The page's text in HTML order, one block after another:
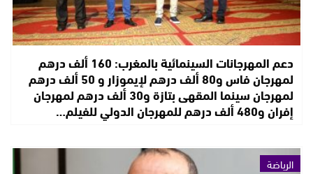
دعم المهرجانات السينمائية بالمغرب: 160 ألف درهم
لمهرجان فاس و80 ألف درهم لإيموزار و 50 ألف درهم
لمهرجان سينما المقهى بتازة و30 ألف درهم لمهرجان
إفران و480 ألف درهم للمهرجان الدولي للفيلم…
الرياضة